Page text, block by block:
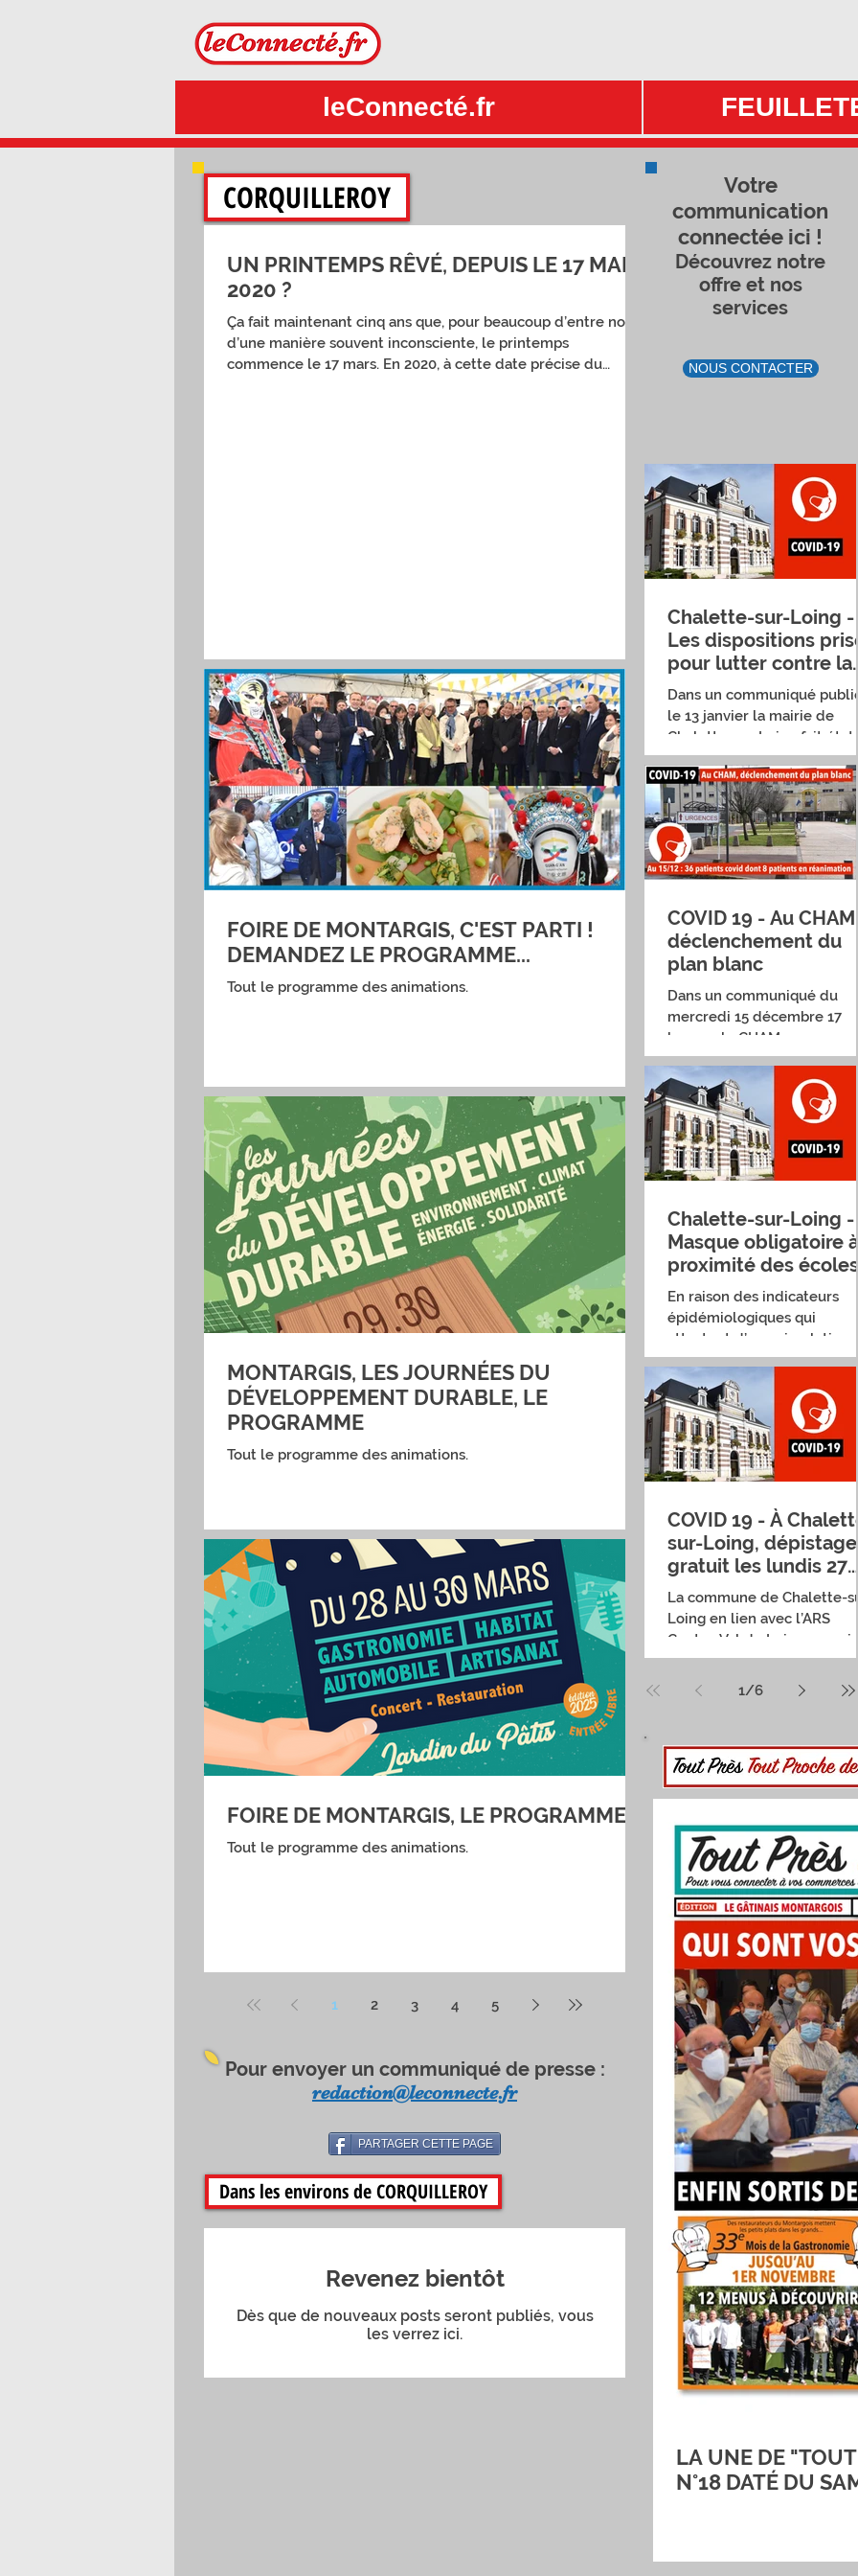
leConnecté.fr
CORQUILLEROY
UN PRINTEMPS RÊVÉ, DEPUIS LE 17 MARS
2020 ?
Ça fait maintenant cinq ans que, pour beaucoup d’entre nous,
d’une manière souvent inconsciente, le printemps
commence le 17 mars. En 2020, à cette date précise du
FOIRE DE MONTARGIS, C'EST PARTI !
DEMANDEZ LE PROGRAMME...
Tout le programme des animations.
MONTARGIS, LES JOURNÉES DU
DÉVELOPPEMENT DURABLE, LE
PROGRAMME
Tout le programme des animations.
FOIRE DE MONTARGIS, LE PROGRAMME
Tout le programme des animations.
1 2 3 4 5
Pour envoyer un communiqué de presse :
redaction@leconnecte.fr
PARTAGER CETTE PAGE
Dans les environs de CORQUILLEROY
Revenez bientôt
Dès que de nouveaux posts seront publiés, vous
les verrez ici.
Votre
communication
connectée ici !
Découvrez notre
offre et nos
services
NOUS CONTACTER
Chalette-sur-Loing -
Les dispositions
pour lutter contre la
pandémie
Dans un communiqué publié
le 13 janvier la mairie de
Chalette-sur-Loing fait état
des dispositions prises par la
municipalité pour...
COVID 19 - Au CHAM,
déclenchement du
plan blanc
Dans un communiqué du
mercredi 15 décembre 17
heures, le CHAM annonce
"les dernières annonces du
Premier Ministre relatives à
la...
Chalette-sur-Loing -
Masque obligatoire à
proximité des écoles
(Arrêté municipal du
novembre)
En raison des indicateurs
épidémiologiques qui
attestent d’une circulation
certaine et continue du virus
COVID-19 et des fortes...
COVID 19 - À
sur-Loing, dépistage
gratuit les lundis 27
septembre et 4
octobre
La commune de Chalette-
Loing en lien avec l’ARS
Centre-Val de Loire, organise
une opération de dépistage
gratuit, sans rendez-vous et...
1/6
LA UNE DE
N°18 DATÉ DU